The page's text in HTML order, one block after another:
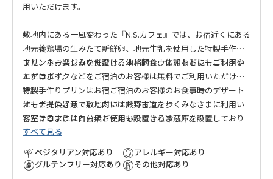
用いただけます。
敷地内にある一風変わった『N.S.カフェ』では、お宿近くにある
地元養鶏場の生みたて新鮮卵、地元牛乳を使用した特製手作り
プリンをお楽しみいただける他、軽食、休憩などにもご利用い
ただけます。
特製手作りプリンはお宿ご宿泊のお客様のお食事時のデザート
にもご提供させていただいております。
客室フロアには自由にご使用いただける冷蔵庫を設置しており
ます。
ペットボトル飲料も無料でご用意しておりますので、どうぞご
利用ください。
また、ホームジムを併設し、本格的なウエイトトレーニングや
エアロバイクなどをご宿泊のお客様は無料でご利用いただけま
す。
オーナーの好意で敷地内には熊野古道を歩くみなさまに利用い
ただけるようにと公衆トイレも設置されました。
滝尻方面から本宮への熊野古道歩きの途中、アクセスの良い好
立地なお宿でフレンドリーなオーナー家族との時間をお楽しみ
ください。
すべて見る
ベジタリアン対応あり
グルテンフリー対応あり
アレルギー対応あり
その他対応あり